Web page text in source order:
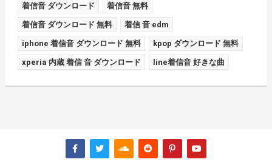
着信音 ダウンロード 着信音 無料
着信音 ダウンロード 無料 着信 音 edm
iphone 着信音 ダウンロード 無料 kpop ダウンロード 無料
xperia 内蔵 着信 音 ダウンロード line着信音 好きな曲